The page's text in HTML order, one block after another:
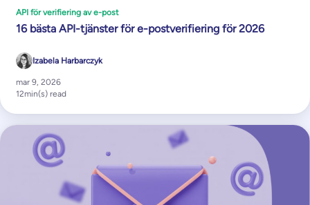
API för verifiering av e-post
16 bästa API-tjänster för e-postverifiering för 2026
Izabela Harbarczyk
mar 9, 2026
12min(s) read